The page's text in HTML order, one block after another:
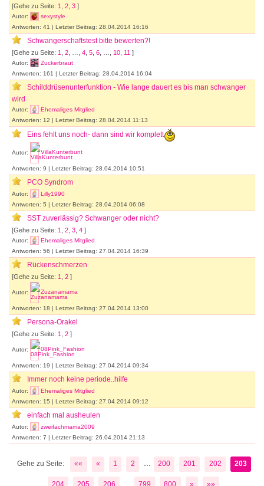
[Gehe zu Seite: 1 2 3 ]
Autor:
sexystyle
Antworten: 41 | Letzter Beitrag: 28.04.2014 16:16
Schwangerschaftstest bitte bewerten?!
[Gehe zu Seite: 1 2 4 5 6 10 11 ]
Autor:
Zuckerbraut
Antworten: 161 | Letzter Beitrag: 28.04.2014 16:04
Schilddrüsenunterfunktion - Wie lange dauert es bis man schwanger
wird
Autor:
Ehemaliges Mitglied
Antworten: 12 | Letzter Beitrag: 28.04.2014 11:13
Eins fehlt uns noch- dann sind wir komplett
Autor: VillaKunterbunt
Antworten: 9 | Letzter Beitrag: 28.04.2014 10:51
PCO Syndrom
Autor:
Lilly1990
Antworten: 5 | Letzter Beitrag: 28.04.2014 06:08
SST zuverlässig? Schwanger oder nicht?
[Gehe zu Seite: 1 2 3 4 ]
Autor:
Ehemaliges Mitglied
Antworten: 56 | Letzter Beitrag: 27.04.2014 16:39
Rückenschmerzen
[Gehe zu Seite: 1 2 ]
Autor: Zuzanamama
Antworten: 18 | Letzter Beitrag: 27.04.2014 13:00
Persona-Orakel
[Gehe zu Seite: 1 2 ]
Autor: 08Pink_Fashion
Antworten: 19 | Letzter Beitrag: 27.04.2014 09:34
Immer noch keine periode..hilfe
Autor:
Ehemaliges Mitglied
Antworten: 15 | Letzter Beitrag: 27.04.2014 09:12
einfach mal ausheulen
Autor:
zweifachmama2009
Antworten: 7 | Letzter Beitrag: 26.04.2014 21:13
Gehe zu Seite: «« « 1 2 200 201 202 203
204 205 206 799 800 » »»